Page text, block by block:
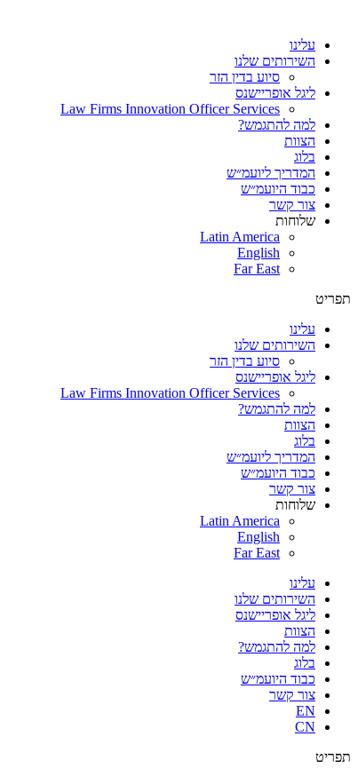
עלינו
השירותים שלנו
סיוע בדין הזר
ליגל אופריישנס
Law Firms Innovation Officer Services
למה להתגמש?
הצוות
בלוג
המדריך ליועמ״ש
כבוד היועמ״ש
צור קשר
שלוחות
Latin America
English
Far East
תפריט
עלינו
השירותים שלנו
סיוע בדין הזר
ליגל אופריישנס
Law Firms Innovation Officer Services
למה להתגמש?
הצוות
בלוג
המדריך ליועמ״ש
כבוד היועמ״ש
צור קשר
שלוחות
Latin America
English
Far East
עלינו
השירותים שלנו
ליגל אופריישנס
הצוות
למה להתגמש?
בלוג
כבוד היועמ״ש
צור קשר
EN
CN
תפריט